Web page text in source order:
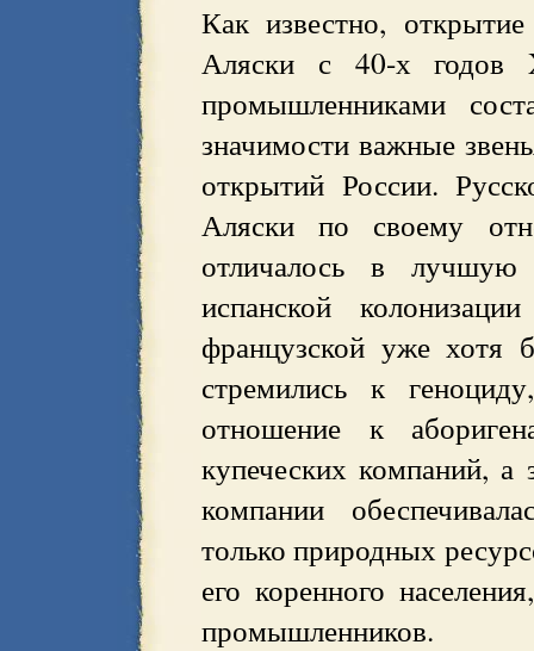
Как известно,
Аляски с 40-х годов
промышленниками
значимости важные
открытий России.
Аляски по своему
отличалось в
испанской
французской уже хотя
стремились к
отношение к
купеческих компаний, а
компании
только природных
его коренного
промышленников.